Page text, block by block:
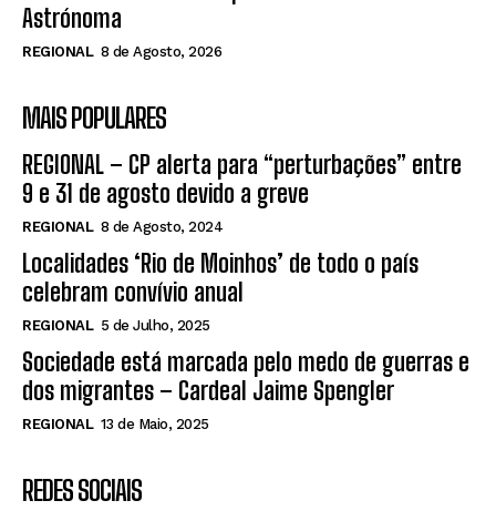
Astrónoma
REGIONAL 8 de Agosto, 2026
MAIS POPULARES
REGIONAL – CP alerta para “perturbações” entre
9 e 31 de agosto devido a greve
REGIONAL 8 de Agosto, 2024
Localidades ‘Rio de Moinhos’ de todo o país
celebram convívio anual
REGIONAL 5 de Julho, 2025
Sociedade está marcada pelo medo de guerras e
dos migrantes – Cardeal Jaime Spengler
REGIONAL 13 de Maio, 2025
REDES SOCIAIS